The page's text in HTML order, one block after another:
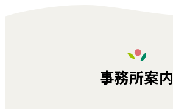
事務所案内